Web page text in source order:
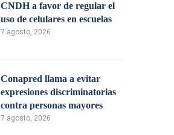
CNDH a favor de regular el
uso de celulares en escuelas
7 agosto, 2026
Conapred llama a evitar
expresiones discriminatorias
contra personas mayores
7 agosto, 2026